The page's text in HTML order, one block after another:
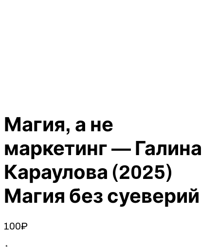
Магия, а не
маркетинг — Галина
Караулова (2025)
Магия без суеверий
100₽